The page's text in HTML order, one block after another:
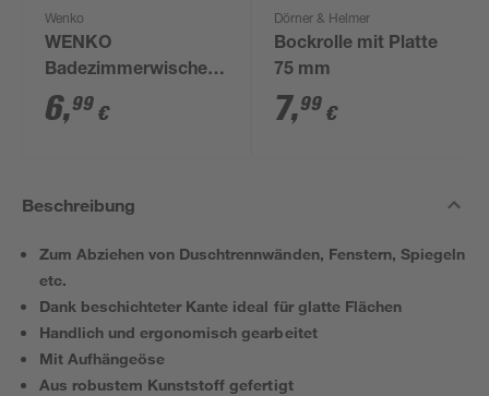
Wenko
WENKO
Badezimmerwischer
Loano Grau
6,99 €
Dörner & Helmer
Bockrolle mit Platte
75 mm
7,99 €
Beschreibung
Zum Abziehen von Duschtrennwänden, Fenstern, Spiegeln
etc.
Dank beschichteter Kante ideal für glatte Flächen
Handlich und ergonomisch gearbeitet
Mit Aufhängeöse
Aus robustem Kunststoff gefertigt